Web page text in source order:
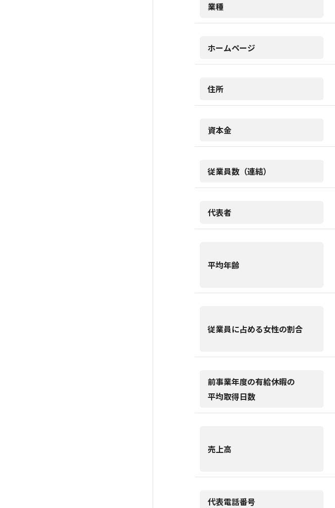
業種
ホームページ
住所
資本金
従業員数（連結）
代表者
平均年齢
従業員に占める女性の割合
前事業年度の有給休暇の
平均取得日数
売上高
代表電話番号